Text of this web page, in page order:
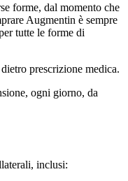
forme, dal momento che
Augmentin è sempre
tutte le forme di
prescrizione medica.
ogni giorno, da
inclusi: